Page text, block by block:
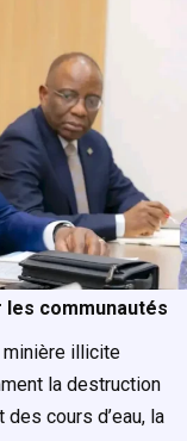
communautés
minière illicite
la destruction
cours d’eau, la